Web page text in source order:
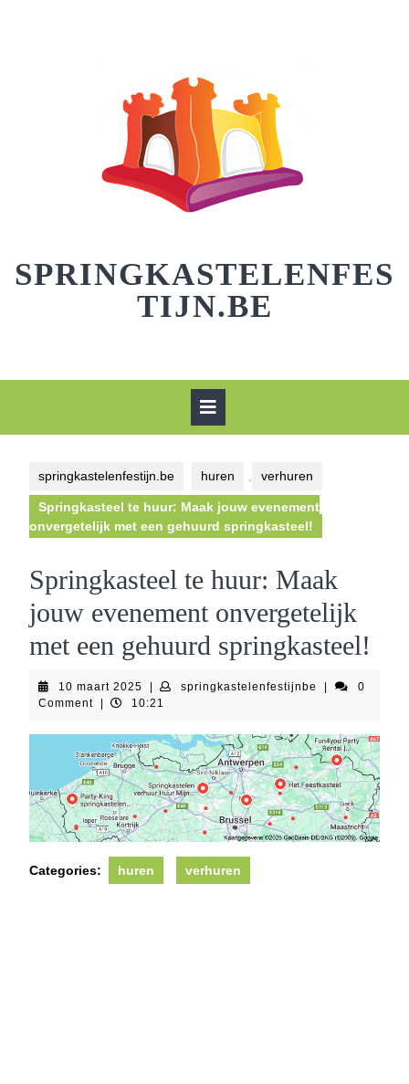
SPRINGKASTELENFES
TIJN.BE
springkastelenfestijn.be huren verhuren
Springkasteel te huur: Maak jouw evenement
onvergetelijk met een gehuurd springkasteel!
Springkasteel te huur: Maak
jouw evenement onvergetelijk
met een gehuurd springkasteel!
10 maart 2025 10
maart
springkastelenfestijnbe
0
Comment
10:21
Categories: huren verhuren